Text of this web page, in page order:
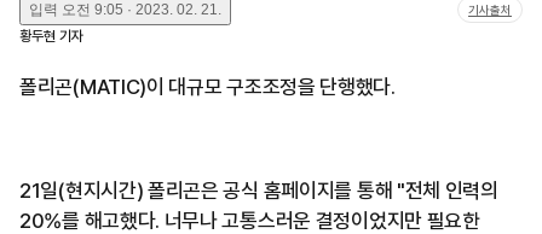
입력 오전 9:05 · 2023. 02. 21. 기사출처
황두현 기자
폴리곤(MATIC)이 대규모 구조조정을 단행했다.
21일(현지시간) 폴리곤은 공식 홈페이지를 통해 "전체 인력의
20%를 해고했다. 너무나 고통스러운 결정이었지만 필요한